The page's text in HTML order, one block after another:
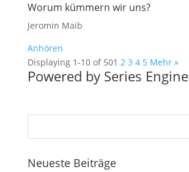
Worum kümmern wir uns?
Jeromin Maib
Anhören
Displaying 1-10 of 501 2 3 4 5 Mehr »
Powered by Series Engine
Neueste Beiträge